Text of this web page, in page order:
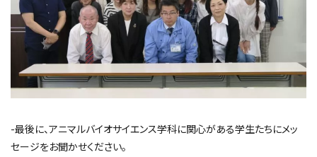
-最後に、アニマルバイオサイエンス学科に関心がある学生たちにメッ
セージをお聞かせください。